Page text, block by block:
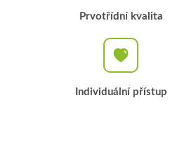
Prvotřídní kvalita
Individuální přístup